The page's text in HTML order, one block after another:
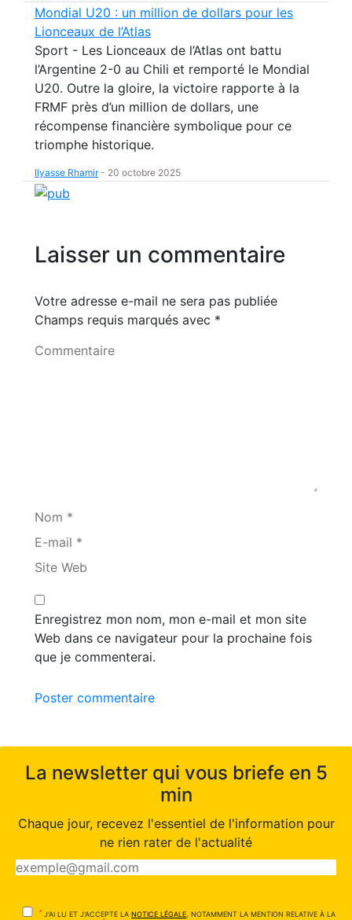
Mondial U20 : un million de dollars pour les
Lionceaux de l’Atlas
Sport - Les Lionceaux de l’Atlas ont battu
l’Argentine 2-0 au Chili et remporté le Mondial
U20. Outre la gloire, la victoire rapporte à la
FRMF près d’un million de dollars, une
récompense financière symbolique pour ce
triomphe historique.
Ilyasse Rhamir- 20 octobre 2025
Laisser un commentaire
Votre adresse e-mail ne sera pas publiée
Champs requis marqués avec *
Commentaire
Nom *
E-mail *
Site Web
Enregistrez mon nom, mon e-mail et mon site
Web dans ce navigateur pour la prochaine fois
que je commenterai.
Poster commentaire
La newsletter qui vous briefe en 5
min
Chaque jour, recevez l'essentiel de l'information pour
ne rien rater de l'actualité
* J'AI LU ET J'ACCEPTE LA NOTICE LÉGALE , NOTAMMENT LA MENTION RELATIVE À LA